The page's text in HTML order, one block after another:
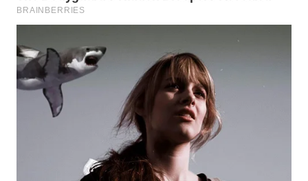
NIAS
LANGKAT
WN
TAPANULI